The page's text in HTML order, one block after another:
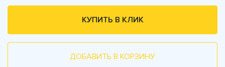
КУПИТЬ В КЛИК
ДОБАВИТЬ В КОРЗИНУ